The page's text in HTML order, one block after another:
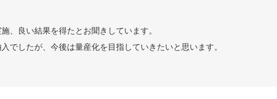
、良い結果を得たとお聞きしています。
でしたが、今後は量産化を目指していきたいと思います。